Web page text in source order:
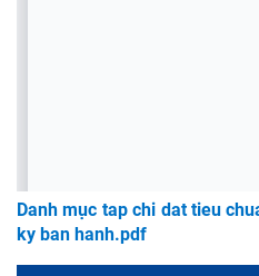
Danh mục tap chi dat tieu
ky ban hanh.pdf